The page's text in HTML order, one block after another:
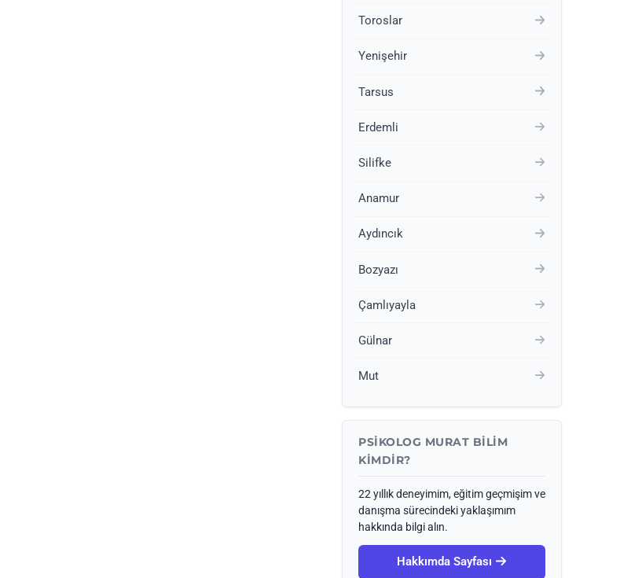
Toroslar
Yenişehir
Tarsus
Erdemli
Silifke
Anamur
Aydıncık
Bozyazı
Çamlıyayla
Gülnar
Mut
PSIKOLOG MURAT BILIM
KIMDIR?
22 yıllık deneyimim, eğitim geçmişim ve
danışma sürecindeki yaklaşımım
hakkında bilgi alın.
Hakkımda Sayfası